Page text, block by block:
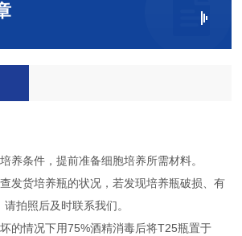
养条件，提前准备细胞培养所需材料。
发货培养瓶的状况，若发现培养瓶破损、有
拍照后及时联系我们。
的情况下用75%酒精消毒后将T25瓶置于